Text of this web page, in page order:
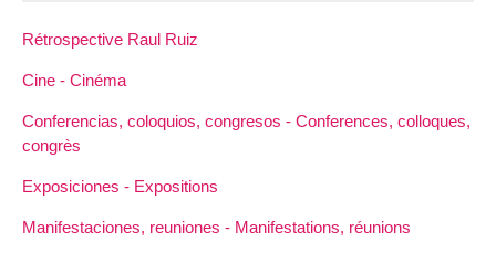
Rétrospective Raul Ruiz
Cine - Cinéma
Conferencias, coloquios, congresos - Conferences, colloques,
congrès
Exposiciones - Expositions
Manifestaciones, reuniones - Manifestations, réunions